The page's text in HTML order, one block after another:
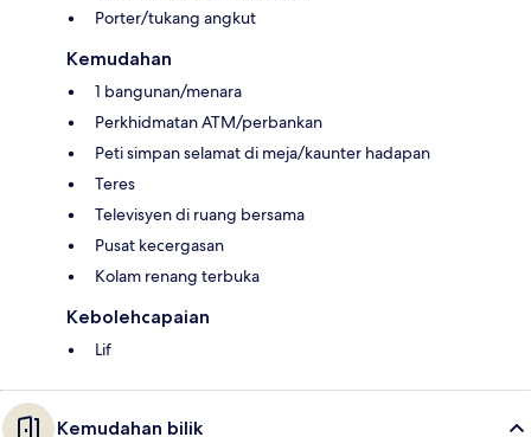
Porter/tukang angkut
Kemudahan
1 bangunan/menara
Perkhidmatan ATM/perbankan
Peti simpan selamat di meja/kaunter hadapan
Teres
Televisyen di ruang bersama
Pusat kecergasan
Kolam renang terbuka
Kebolehcapaian
Lif
Kemudahan bilik